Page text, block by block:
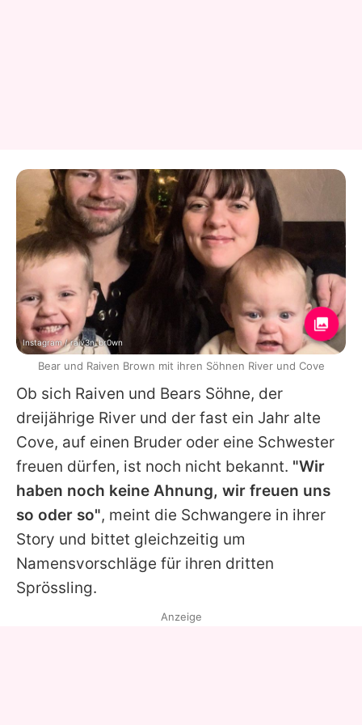
Ob sich Raiven und Bears Söhne, der
dreijährige River und der fast ein Jahr alte
Cove, auf einen Bruder oder eine Schwester
freuen dürfen, ist noch nicht bekannt. "Wir
haben noch keine Ahnung, wir freuen uns
so oder so", meint die Schwangere in ihrer
Story und bittet gleichzeitig um
Namensvorschläge für ihren dritten
Sprössling.
Instagram / raiv3n_br0wn
Bear und Raiven Brown mit ihren Söhnen River und Cove
Anzeige